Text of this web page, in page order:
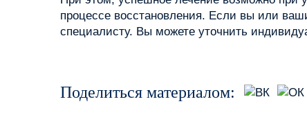
процессе восстановления. Если вы или
специалисту. Вы можете уточнить
Поделиться материалом: